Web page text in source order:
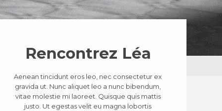
Rencontrez Léa
Aenean tincidunt eros leo, nec consectetur ex
gravida ut. Nunc aliquet leo a nunc bibendum,
vitae molestie mi laoreet. Quisque quis mattis
justo. Ut egestas velit eu magna lobortis